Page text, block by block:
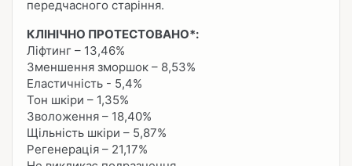
передчасного старіння.
КЛІНІЧНО ПРОТЕСТОВАНО*:
Ліфтинг – 13,46%
Зменшення зморшок – 8,53%
Еластичність - 5,4%
Тон шкіри – 1,35%
Зволоження – 18,40%
Щільність шкіри – 5,87%
Регенерація – 21,17%